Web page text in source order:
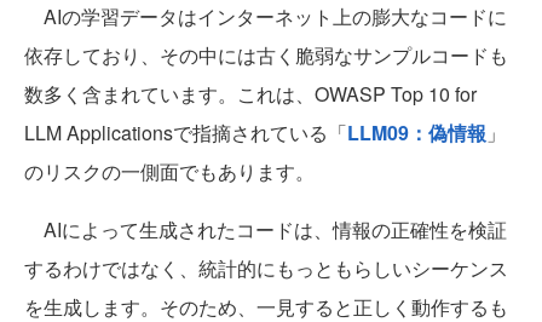
AIの学習データはインターネット上の膨大なコードに
依存しており、その中には古く脆弱なサンプルコードも
数多く含まれています。これは、OWASP Top 10 for
LLM Applicationsで指摘されている「LLM09：偽情報 」
のリスクの一側面でもあります。
AIによって生成されたコードは、情報の正確性を検証
するわけではなく、統計的にもっともらしいシーケンス
を生成します。そのため、一見すると正しく動作するも